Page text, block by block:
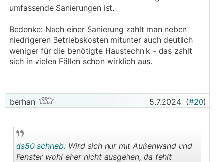
umfassende Sanierungen ist.
Bedenke: Nach einer Sanierung zahlt man neben
niedrigeren Betriebskosten mitunter auch deutlich
weniger für die benötigte Haustechnik - das zahlt
sich in vielen Fällen schon wirklich aus.
berhan 5.7.2024 (#20)
ds50 schrieb: Wird sich nur mit Außenwand und
Fenster wohl eher nicht ausgehen, da fehlt